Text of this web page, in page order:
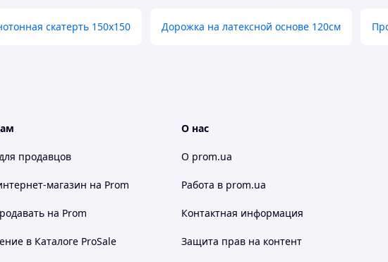
дизайн
продавця
скатерть 150х150 Дорожка на латексной основе 120см
продавцов
магазин на Prom
на Prom
в Каталоге ProSale
О нас
О prom.ua
Работа в prom.ua
Контактная информация
Защита прав на контент